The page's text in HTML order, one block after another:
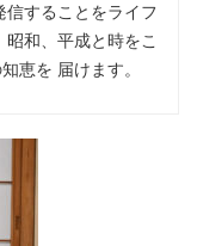
することをライフ
和、平成と時をこ
恵を 届けます。